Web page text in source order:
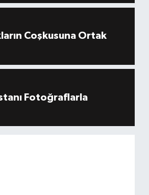
Coşkusuna Ortak
Fotoğraflarla